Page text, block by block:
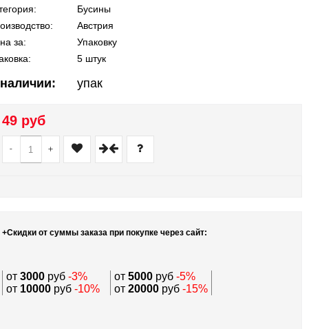
Бусины
Австрия
за:
Упаковку
5 штук
упак
49 руб
- +
+Скидки от суммы заказа при покупке через сайт:
от3000руб -3% от 5000руб-5%
от 10000руб -10% от 20000руб -15%